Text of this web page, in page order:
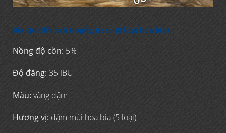
Bia Quöllfrisch Hopfig Herb (5 loại hoa bia)
Nồng độ cồn: 5%
Độ đắng: 35 IBU
Màu: vàng đậm
Hương vị: đậm mùi hoa bia (5 loại)